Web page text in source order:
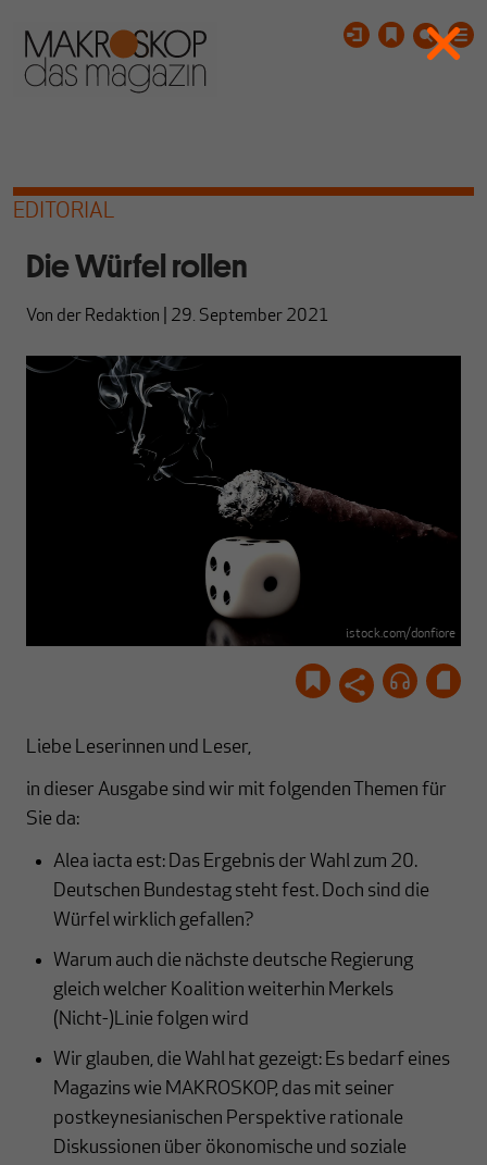
EDITORIAL
Die Würfel rollen
Von der Redaktion 29. September 2021
istock.com/donfiore
Liebe Leserinnen und Leser,
in dieser Ausgabe sind wir mit folgenden Themen für
Sie da:
Alea iacta est: Das Ergebnis der Wahl zum 20.
Deutschen Bundestag steht fest. Doch sind die
Würfel wirklich gefallen?
Warum auch die nächste deutsche Regierung
gleich welcher Koalition weiterhin Merkels
(Nicht-)Linie folgen wird
Wir glauben, die Wahl hat gezeigt: Es bedarf eines
Magazins wie MAKROSKOP, das mit seiner
postkeynesianischen Perspektive rationale
Diskussionen über ökonomische und soziale